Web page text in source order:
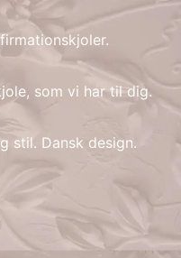
LT
som vi har til dig.
stil. Dansk design.